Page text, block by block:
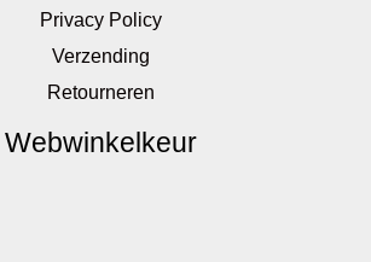
Privacy Policy
Verzending
Retourneren
Webwinkelkeur